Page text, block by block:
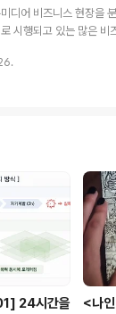
감정과 마음속에 기쁨과
고 어떤 물건에 그토록
간은 오랜 시간 많은 고민
디어 비즈니스 현장을
시행되고 있는 많은 비
직이고 있는지를 분석
척 유아적이기까지 할
는 지금의 상황에서 바보
해..
24시간을
<나